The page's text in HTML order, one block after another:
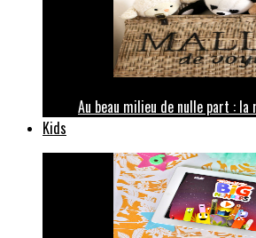
Au beau milieu de nulle part : la
Kids